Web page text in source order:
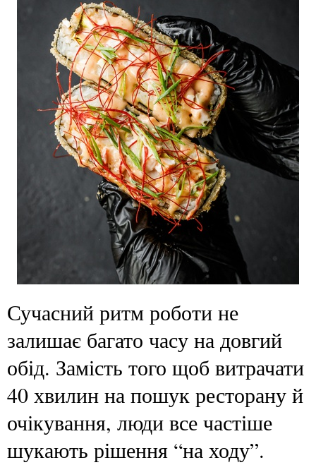
Сучасний ритм роботи не
залишає багато часу на довгий
обід. Замість того щоб витрачати
40 хвилин на пошук ресторану й
очікування, люди все частіше
шукають рішення “на ходу”.